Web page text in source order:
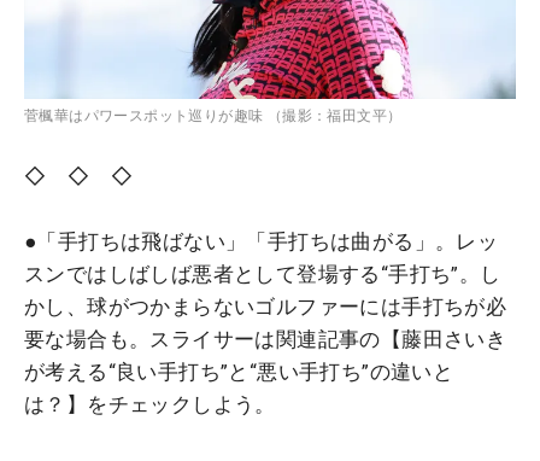
菅楓華はパワースポット巡りが趣味 （撮影：福田文平）
◇ ◇ ◇
●「手打ちは飛ばない」「手打ちは曲がる」。レッ
スンではしばしば悪者として登場する“手打ち”。し
かし、球がつかまらないゴルファーには手打ちが必
要な場合も。スライサーは関連記事の【藤田さいき
が考える“良い手打ち”と“悪い手打ち”の違いと
は？】をチェックしよう。